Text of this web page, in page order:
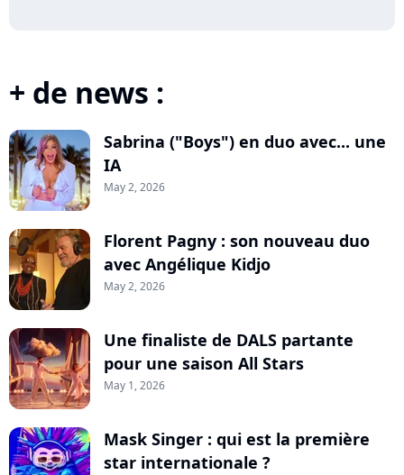
+ de news :
Sabrina ("Boys") en duo avec... une
IA
May 2, 2026
Florent Pagny : son nouveau duo
avec Angélique Kidjo
May 2, 2026
Une finaliste de DALS partante
pour une saison All Stars
May 1, 2026
Mask Singer : qui est la première
star internationale ?